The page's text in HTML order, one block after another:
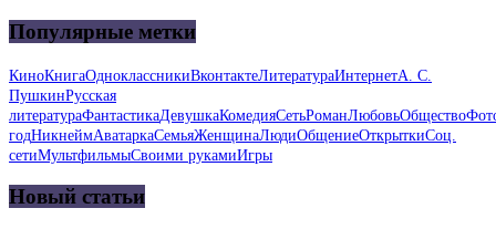
Популярные метки
КиноКнигаОдноклассникиВконтактеЛитератураИнтернетА. С.
ПушкинРусская
литератураФантастикаДевушкаКомедияСетьРоманЛюбовьОбщество
годНикнеймАватаркаСемьяЖенщинаЛюдиОбщениеОткрыткиСоц.
сетиМультфильмыСвоими рукамиИгры
Новый статьи